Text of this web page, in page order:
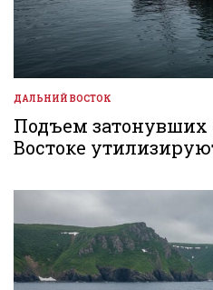
ОПУБЛИКОВАНО
В
ДАЛЬНИЙ ВОСТОК
Подъем затонувших
Востоке